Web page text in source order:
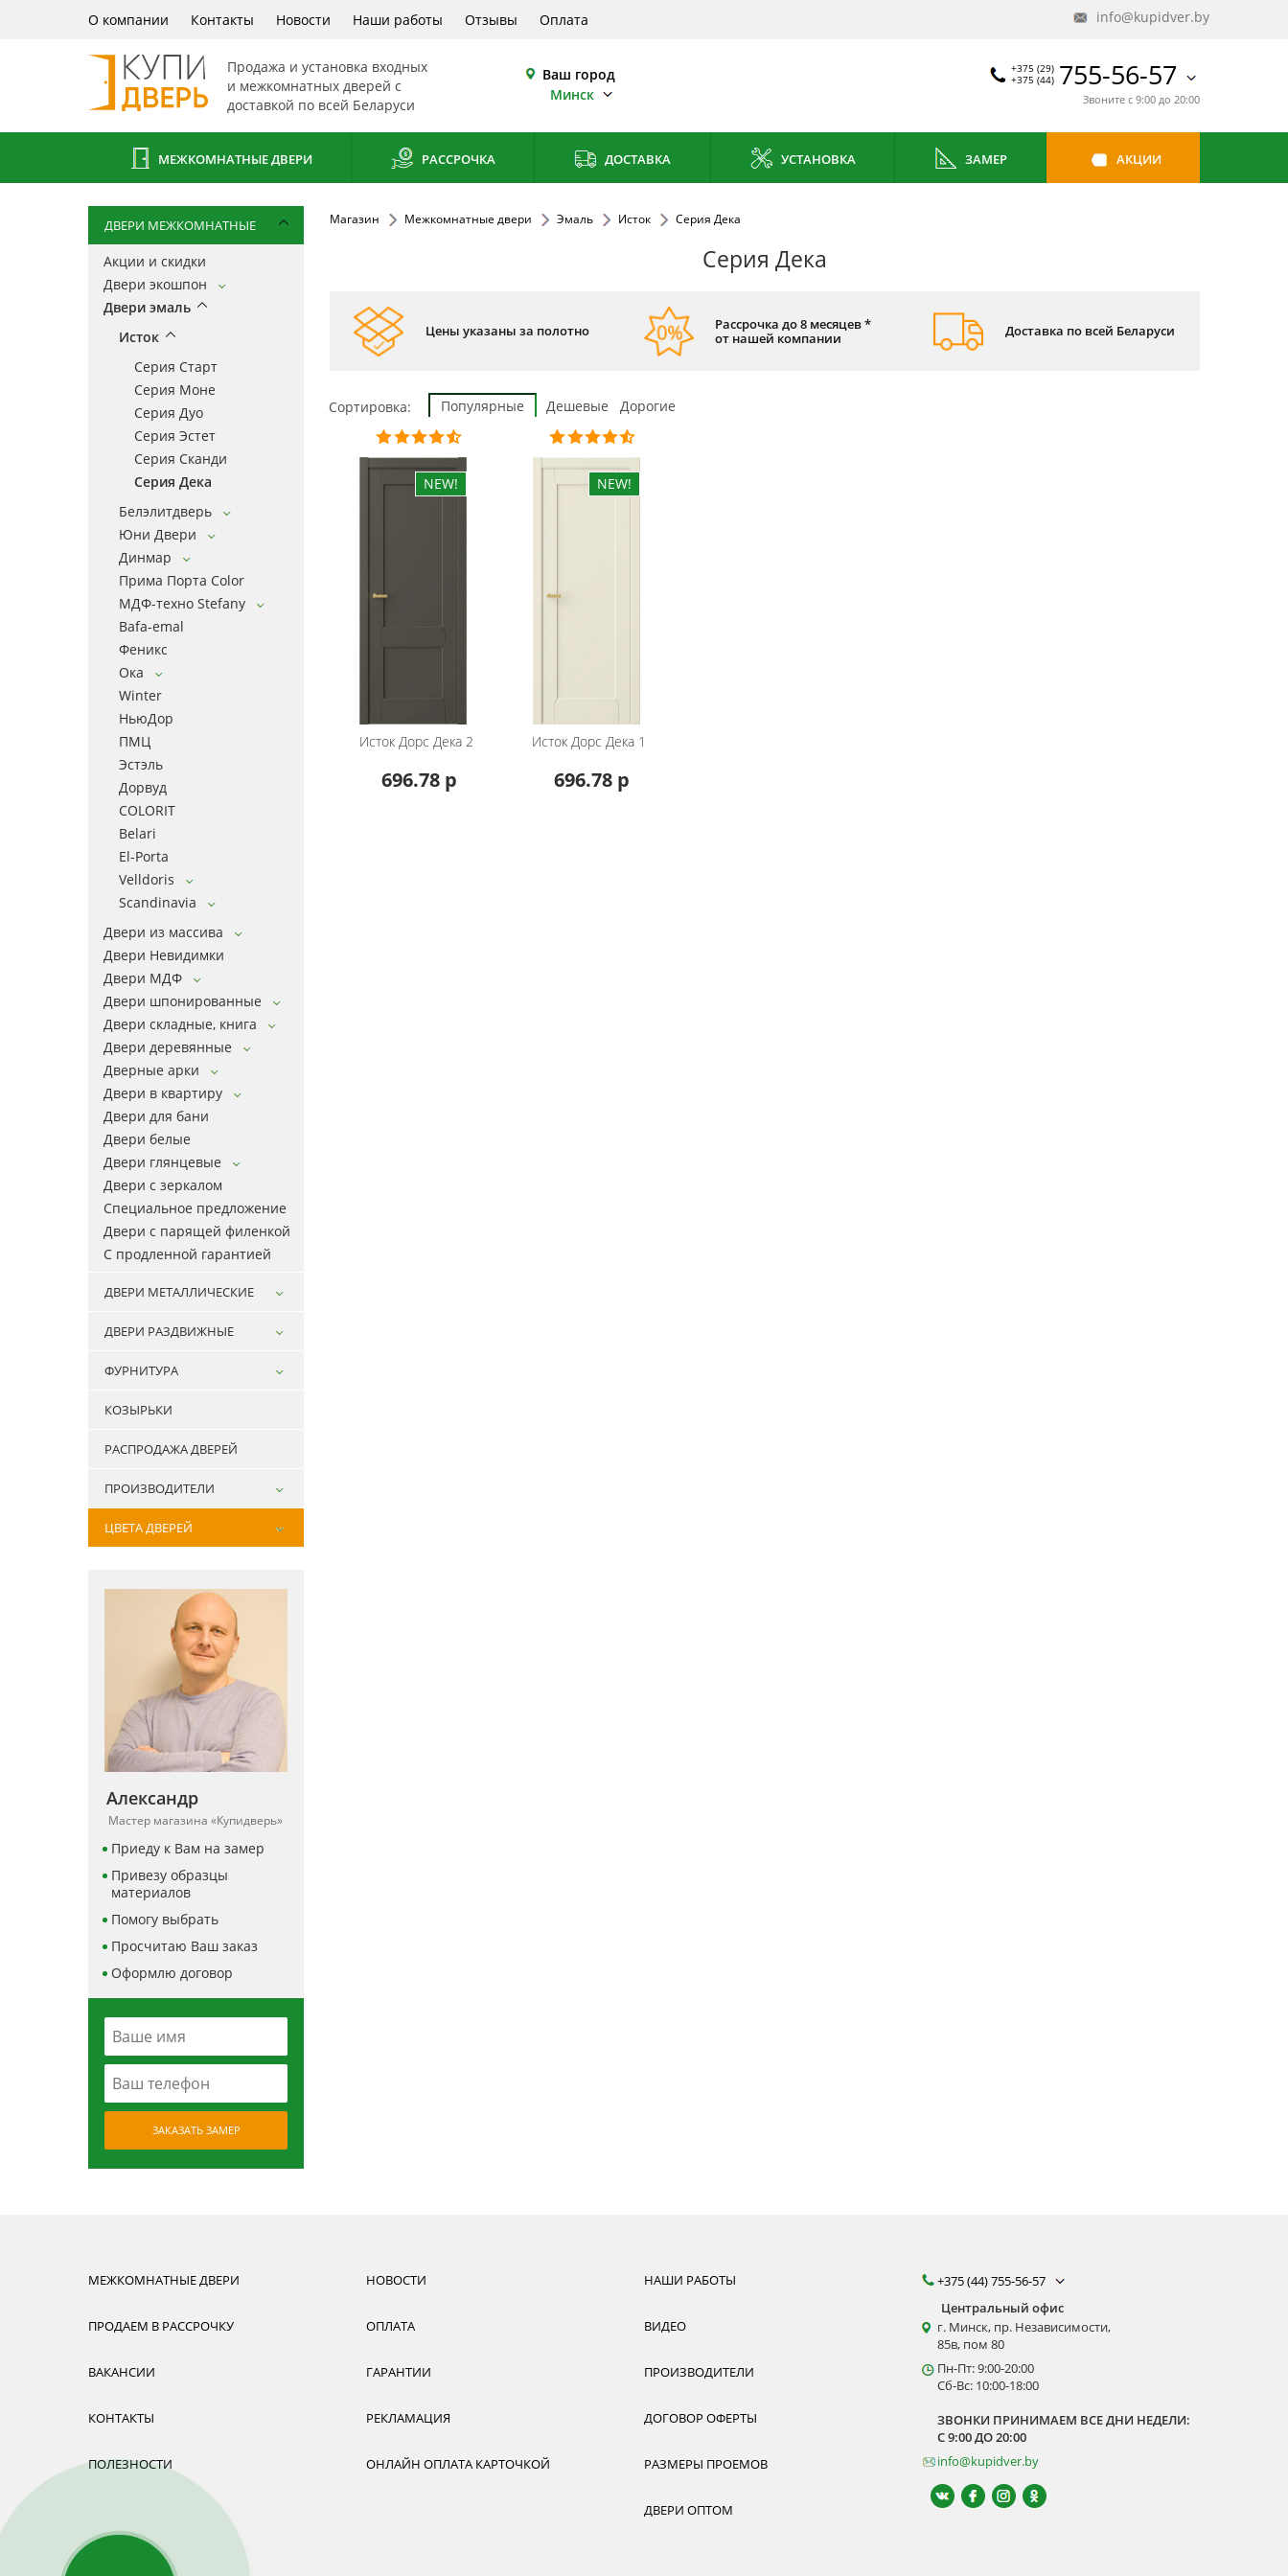
О компании Контакты Новости Наши работы Отзывы Оплата info@kupidver.by
Продажа и установка входных
и межкомнатных дверей с
доставкой по всей Беларуси
Ваш город
Минск
+375 (29)
+375 (44) 755-56-57
Звоните с 9:00 до 20:00
МЕЖКОМНАТНЫЕ ДВЕРИ РАССРОЧКА ДОСТАВКА УСТАНОВКА ЗАМЕР АКЦИИ
ДВЕРИ МЕЖКОМНАТНЫЕ
Акции и скидки
Двери экошпон
Двери эмаль
Исток
Серия Старт
Серия Моне
Серия Дуо
Серия Эстет
Серия Сканди
Серия Дека
Белэлитдверь
Юни Двери
Динмар
Прима Порта Color
МДФ-техно Stefany
Bafa-emal
Феникс
Ока
Winter
НьюДор
ПМЦ
Эстэль
Дорвуд
COLORIT
Belari
El-Porta
Velldoris
Scandinavia
Двери из массива
Двери Невидимки
Двери МДФ
Двери шпонированные
Двери складные, книга
Двери деревянные
Дверные арки
Двери в квартиру
Двери для бани
Двери белые
Двери глянцевые
Двери с зеркалом
Специальное предложение
Двери с парящей филенкой
С продленной гарантией
ДВЕРИ МЕТАЛЛИЧЕСКИЕ
ДВЕРИ РАЗДВИЖНЫЕ
ФУРНИТУРА
КОЗЫРЬКИ
РАСПРОДАЖА ДВЕРЕЙ
ПРОИЗВОДИТЕЛИ
ЦВЕТА ДВЕРЕЙ
Александр
Мастер магазина «Купидверь»
Приеду к Вам на замер
Привезу образцы
материалов
Помогу выбрать
Просчитаю Ваш заказ
Оформлю договор
ЗАКАЗАТЬ ЗАМЕР
Магазин Межкомнатные двери Эмаль Исток Серия Дека
Серия Дека
Цены указаны за полотно
Рассрочка до 8 месяцев *
от нашей компании
Доставка по всей Беларуси
Сортировка: Популярные Дешевые Дорогие
Исток Дорс Дека 2
696.78 р
Исток Дорс Дека 1
696.78 р
МЕЖКОМНАТНЫЕ ДВЕРИ
ПРОДАЕМ В РАССРОЧКУ
ВАКАНСИИ
КОНТАКТЫ
ПОЛЕЗНОСТИ
НОВОСТИ
ОПЛАТА
ГАРАНТИИ
РЕКЛАМАЦИЯ
ОНЛАЙН ОПЛАТА КАРТОЧКОЙ
НАШИ РАБОТЫ
ВИДЕО
ПРОИЗВОДИТЕЛИ
ДОГОВОР ОФЕРТЫ
РАЗМЕРЫ ПРОЕМОВ
ДВЕРИ ОПТОМ
+375 (44) 755-56-57
Центральный офис
г. Минск, пр. Независимости,
85в, пом 80
Пн-Пт: 9:00-20:00
Сб-Вс: 10:00-18:00
ЗВОНКИ ПРИНИМАЕМ ВСЕ ДНИ НЕДЕЛИ:
С 9:00 ДО 20:00
info@kupidver.by